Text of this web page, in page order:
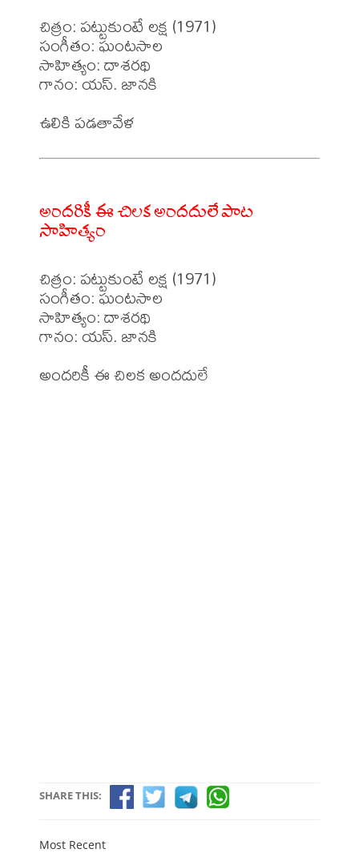
చిత్రం: పట్టుకుంటే లక్ష (1971)
సంగీతం: ఘంటసాల
సాహిత్యం: దాశరథి
గానం: యస్. జానకి
అందరికీ ఈ చిలక అందదులే పాట
సాహిత్యం
చిత్రం: పట్టుకుంటే లక్ష (1971)
సంగీతం: ఘంటసాల
సాహిత్యం: దాశరథి
గానం: యస్. జానకి
అందరికీ ఈ చిలక అందదులే
SHARE THIS:
Most Recent